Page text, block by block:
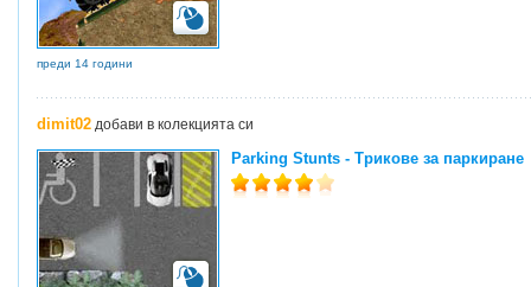
преди 14 години
dimit02 добави в колекцията си
Parking Stunts - Трикове за паркиране